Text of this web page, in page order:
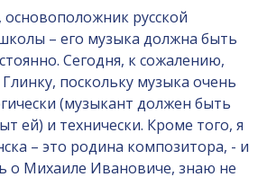
русской
– его музыка должна быть
Сегодня, к сожалению,
поскольку музыка очень
(музыкант должен быть
ей) и технически. Кроме того, я
– это родина композитора, - и
о Михаиле Ивановиче, знаю не